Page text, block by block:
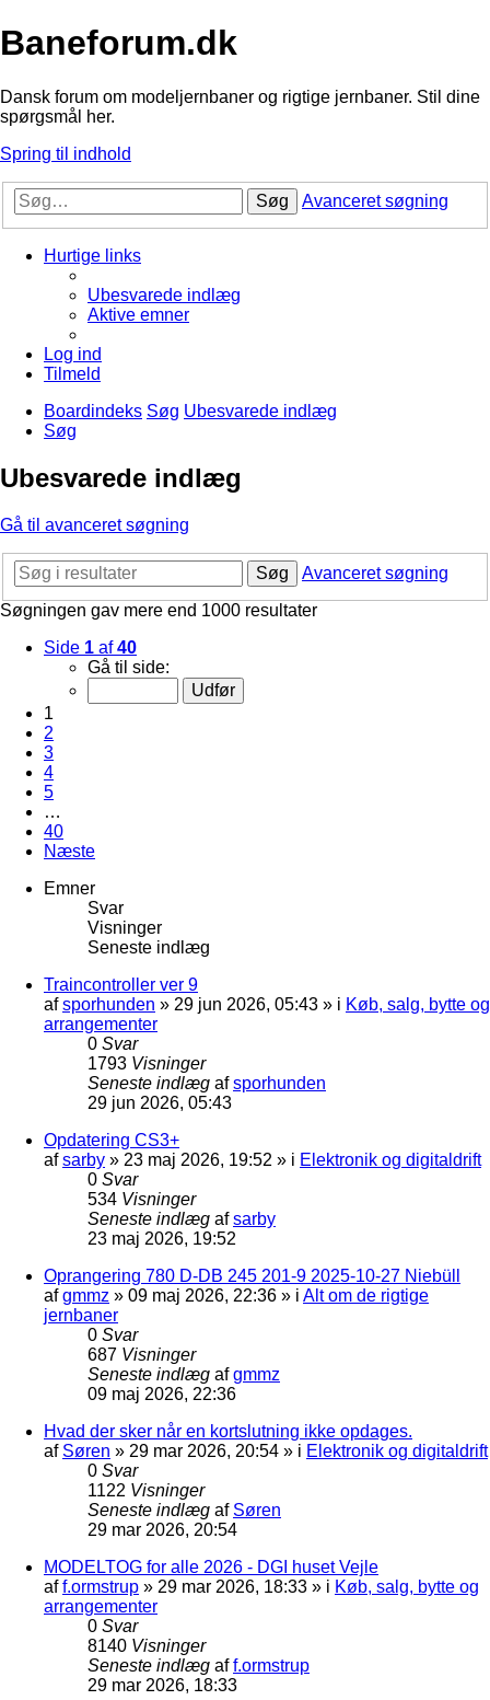
Baneforum.dk
Dansk forum om modeljernbaner og rigtige jernbaner. Stil dine
spørgsmål her.
Spring til indhold
Søg Avanceret søgning
Hurtige links
Ubesvarede indlæg
Aktive emner
Log ind
Tilmeld
Boardindeks Søg Ubesvarede indlæg
Søg
Ubesvarede indlæg
Gå til avanceret søgning
Søg
Avanceret søgning
Søgningen gav mere end 1000 resultater
Side 1 af40
Gå til side:
1
2
3
4
5
…
40
Næste
Emner
Svar
Visninger
Seneste indlæg
Traincontroller ver 9
afsporhunden » 29 jun 2026, 05:43 » i Køb, salg, bytte og
arrangementer
0 Svar
1793 Visninger
Seneste indlæg afsporhunden
29 jun 2026, 05:43
Opdatering CS3+
afsarby » 23 maj 2026, 19:52 » i Elektronik og digitaldrift
0 Svar
534 Visninger
Seneste indlæg afsarby
23 maj 2026, 19:52
Oprangering 780 D-DB 245 201-9 2025-10-27 Niebüll
afgmmz » 09 maj 2026, 22:36 » i Alt om de rigtige
jernbaner
0 Svar
687 Visninger
Seneste indlæg afgmmz
09 maj 2026, 22:36
Hvad der sker når en kortslutning ikke opdages.
af Søren » 29 mar 2026, 20:54 » i Elektronik og digitaldrift
0 Svar
1122 Visninger
Seneste indlæg af Søren
29 mar 2026, 20:54
MODELTOG for alle 2026 - DGI huset Vejle
aff.ormstrup » 29 mar 2026, 18:33 » i Køb, salg, bytte og
arrangementer
0 Svar
8140 Visninger
Seneste indlæg aff.ormstrup
29 mar 2026, 18:33